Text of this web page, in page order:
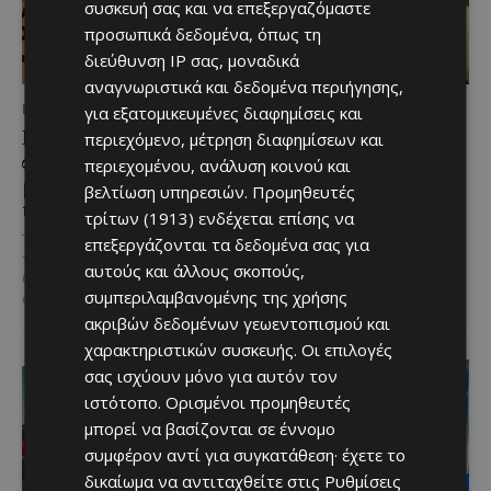
ΜΈΝΟΥΜΕ ΕΝΗΜΕΡΩΜΈΝΟΙ
Η Arla Protein
συνεχίζει να καινοτομεί
με το Arla Protein Food
to Go.
Το πλήρες γεύμα που ακολουθεί
τον ρυθμό της σύγχρονης ζωής.
Οι σύγχρονοι ρυθμοί της ζωής
αλλάζουν τον τρόπο που...
ΜΈΝΟΥΜΕ ΕΝΗΜΕΡΩΜΈΝΟΙ
Νέος Γενικός Διευθυντής
του Hilton Nicosia ο
Ilio Rodoni
Καθήκοντα Γενικού Διευθυντή
στο Hilton Nicosia αναλαμβάνει ο
Ilio Rodoni, παίρνοντας τη
σκυτάλη από τον κ. Εύρο
Στυλιανού,...
συσκευή σας και να επεξεργαζόμαστε
προσωπικά δεδομένα, όπως τη
διεύθυνση IP σας, μοναδικά
αναγνωριστικά και δεδομένα περιήγησης,
για εξατομικευμένες διαφημίσεις και
περιεχόμενο, μέτρηση διαφημίσεων και
περιεχομένου, ανάλυση κοινού και
βελτίωση υπηρεσιών. Προμηθευτές
τρίτων (1913) ενδέχεται επίσης να
επεξεργάζονται τα δεδομένα σας για
αυτούς και άλλους σκοπούς,
συμπεριλαμβανομένης της χρήσης
ακριβών δεδομένων γεωεντοπισμού και
χαρακτηριστικών συσκευής. Οι επιλογές
σας ισχύουν μόνο για αυτόν τον
ιστότοπο. Ορισμένοι προμηθευτές
μπορεί να βασίζονται σε έννομο
συμφέρον αντί για συγκατάθεση· έχετε το
δικαίωμα να αντιταχθείτε στις Ρυθμίσεις